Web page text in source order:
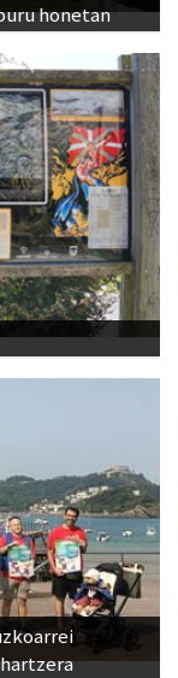
honetan